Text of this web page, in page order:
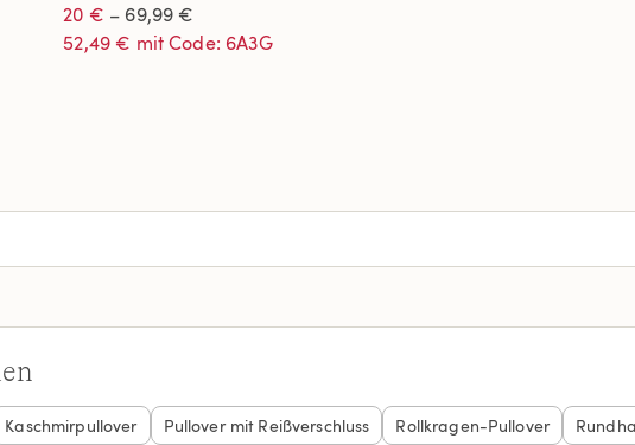
20 € – 69,99 €
52,49 € mit Code: 6A3G
Kaschmirpullover Pullover mit Reißverschluss Rollkragen-Pullover